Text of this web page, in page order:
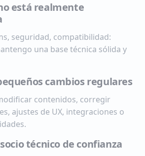
está realmente
seguridad, compatibilidad:
una base técnica sólida y
cambios regulares
contenidos, corregir
ajustes de UX, integraciones o
técnico de confianza